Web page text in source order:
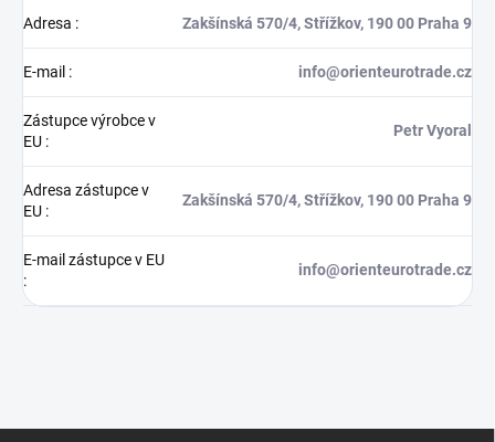
Adresa : Zakšínská 570/4, Střížkov, 190 00 Praha 9
E-mail : info@orienteurotrade.cz
Zástupce výrobce v
EU :
Petr Vyoral
Adresa zástupce v
EU :
Zakšínská 570/4, Střížkov, 190 00 Praha 9
E-mail zástupce v EU
:
info@orienteurotrade.cz